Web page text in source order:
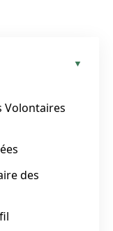
Volontaires
des